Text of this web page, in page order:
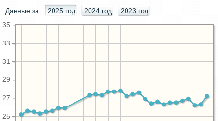
Данные за: 2025 год 2024 год 2023 год
25
27
29
31
33
35